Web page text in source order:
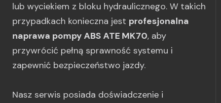
lub wyciekiem z bloku hydraulicznego. W takich
przypadkach konieczna jest profesjonalna
naprawa pompy ABS ATE MK70, aby
przywrócić pełną sprawność systemu i
zapewnić bezpieczeństwo jazdy.
Nasz serwis posiada doświadczenie i